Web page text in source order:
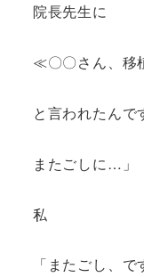
院長先生に
≪〇〇さん、移
と言われたんで
またごしに…」
私
「またごし、で